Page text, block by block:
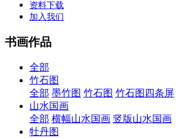
资料下载
加入我们
书画作品
全部
竹石图
全部 墨竹图 竹石图 竹石图四条屏
山水国画
全部 横幅山水国画 竖版山水国画
牡丹图